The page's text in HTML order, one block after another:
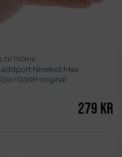
Ninebot Max
G30P original
279 kr